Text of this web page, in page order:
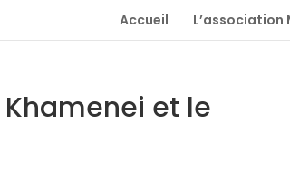
Accueil L’association
et le